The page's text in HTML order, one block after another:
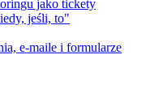
jako tickety
jeśli, to"
e-maile i formularze